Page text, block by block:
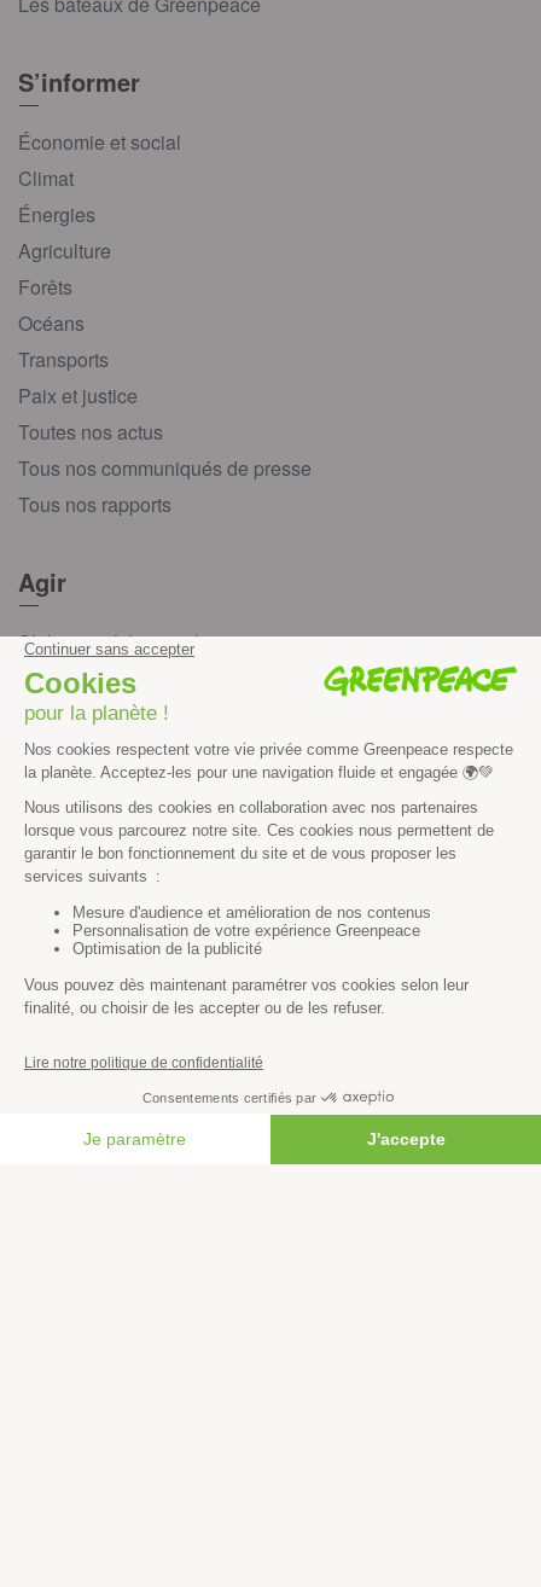
S’informer
Économie et social
Climat
Énergies
Agriculture
Forêts
Océans
Transports
Paix et justice
Toutes nos actus
Tous nos communiqués de presse
Tous nos rapports
Agir
S’abonner à la newsletter
Nous suivre sur les réseaux
Signer nos pétitions
Agir au quotidien
Rejoindre un groupe local
Devenir bénévole
Faire un don
Faire un legs à notre association
Philanthropie et mécénat
Rejoindre notre équipe salariée
Nous contacter
Newsletter